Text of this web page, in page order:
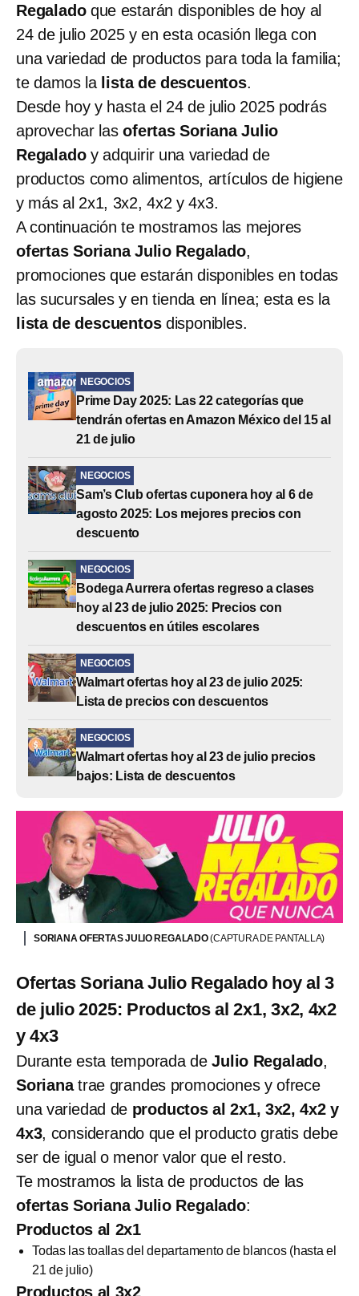
Regaladoque estarán disponibles de hoy al
24 de julio 2025 y en esta ocasión llega con
una variedad de productos para toda la familia;
te damos la lista de descuentos.
Desde hoy y hasta el 24 de julio 2025 podrás
aprovechar lasofertas Soriana Julio
Regaladoy adquirir una variedad de
productos como alimentos, artículos de higiene
y más al 2x1, 3x2, 4x2 y 4x3.
A continuación te mostramos las mejores
ofertas Soriana Julio Regalado,
promociones que estarán disponibles en todas
las sucursales y en tienda en línea; esta es la
lista de descuentos disponibles.
NEGOCIOS
Prime Day 2025: Las 22 categorías que
tendrán ofertas en Amazon México del 15 al
21 de julio
NEGOCIOS
Sam’s Club ofertas cuponera hoy al 6 de
agosto 2025: Los mejores precios con
descuento
NEGOCIOS
Bodega Aurrera ofertas regreso a clases
hoy al 23 de julio 2025: Precios con
descuentos en útiles escolares
NEGOCIOS
Walmart ofertas hoy al 23 de julio 2025:
Lista de precios con descuentos
NEGOCIOS
Walmart ofertas hoy al 23 de julio precios
bajos: Lista de descuentos
SORIANA OFERTAS JULIO REGALADO(CAPTURA DE PANTALLA)
Ofertas Soriana Julio Regalado hoy al 3
de julio 2025: Productos al 2x1, 3x2, 4x2
y 4x3
Durante esta temporada deJulio Regalado,
Sorianatrae grandes promociones y ofrece
una variedad de productos al 2x1, 3x2, 4x2 y
4x3, considerando que el producto gratis debe
ser de igual o menor valor que el resto.
Te mostramos la lista de productos de las
ofertas Soriana Julio Regalado:
Productos al 2x1
Todas las toallas del departamento de blancos (hasta el
21 de julio)
Productos al 3x2